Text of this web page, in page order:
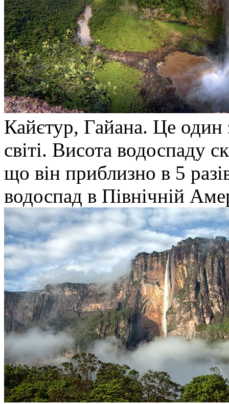
Кайєтур, Гайана. Це один
світі. Висота водоспаду
що він приблизно в 5
водоспад в Північній